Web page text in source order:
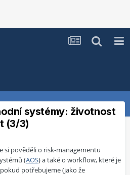
systémy: životnost
(3/3)
si pověděli o risk-managementu
(AOS) a také o workflow, které je
potřebujeme (jako že